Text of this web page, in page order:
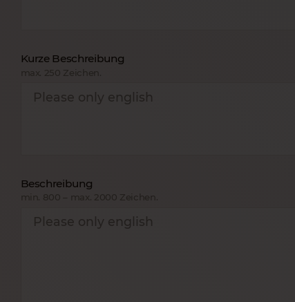
Kurze Beschreibung
max. 250 Zeichen.
Beschreibung
min. 800 – max. 2000 Zeichen.